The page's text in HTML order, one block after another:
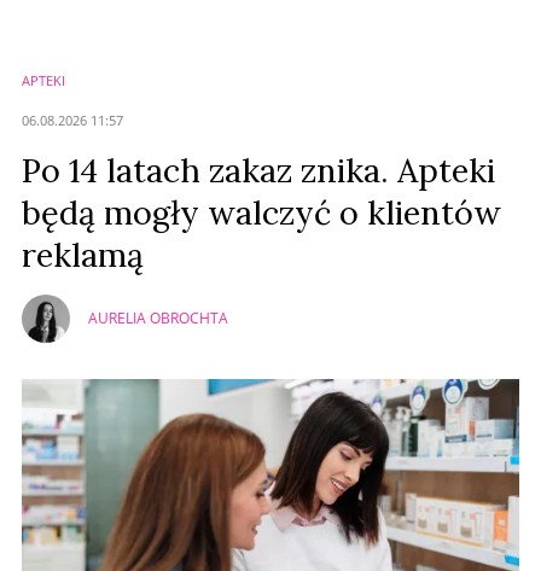
APTEKI
06.08.2026 11:57
Po 14 latach zakaz znika. Apteki
będą mogły walczyć o klientów
reklamą
AURELIA OBROCHTA